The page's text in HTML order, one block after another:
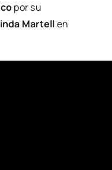
por su
Martellen